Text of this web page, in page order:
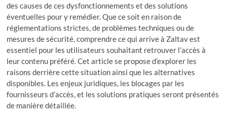
des causes de ces dysfonctionnements et des solutions
éventuelles pour y remédier. Que ce soit en raison de
réglementations strictes, de problèmes techniques ou de
mesures de sécurité, comprendre ce qui arrive à Zaltav est
essentiel pour les utilisateurs souhaitant retrouver l’accès à
leur contenu préféré. Cet article se propose d’explorer les
raisons derrière cette situation ainsi que les alternatives
disponibles. Les enjeux juridiques, les blocages par les
fournisseurs d’accès, et les solutions pratiques seront présentés
de manière détaillée.